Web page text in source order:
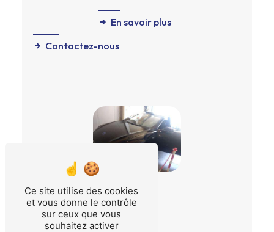
En savoir plus
Contactez-nous
Ce site utilise des cookies
et vous donne le contrôle
sur ceux que vous
souhaitez activer